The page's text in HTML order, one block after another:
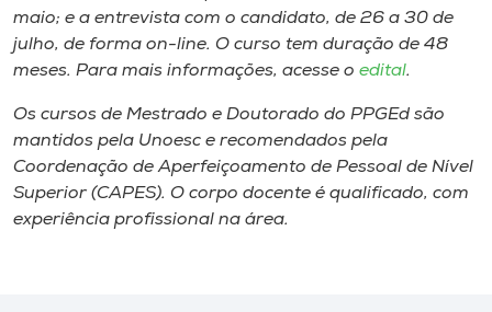
maio; e a entrevista com o candidato, de 26 a 30 de
julho, de forma on-line. O curso tem duração de 48
meses. Para mais informações, acesse o edital.
Os cursos de Mestrado e Doutorado do PPGEd são
mantidos pela Unoesc e recomendados pela
Coordenação de Aperfeiçoamento de Pessoal de Nível
Superior (CAPES). O corpo docente é qualificado, com
experiência profissional na área.